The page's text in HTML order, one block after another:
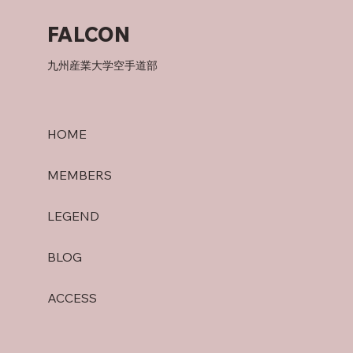
HOME
MEMBERS
LEGEND
BLOG
ACCESS
FALCON
九州産業大学空手道部